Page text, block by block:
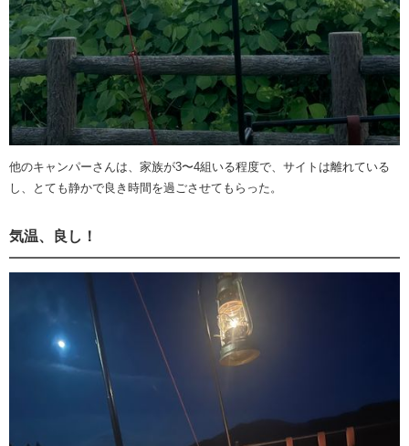
他のキャンパーさんは、家族が3〜4組いる程度で、サイトは離れている
し、とても静かで良き時間を過ごさせてもらった。
気温、良し！